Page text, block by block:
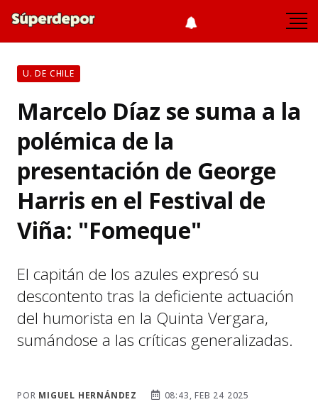
U. DE CHILE
Marcelo Díaz se suma a la
polémica de la
presentación de George
Harris en el Festival de
Viña: "Fomeque"
El capitán de los azules expresó su
descontento tras la deficiente actuación
del humorista en la Quinta Vergara,
sumándose a las críticas generalizadas.
POR MIGUEL HERNÁNDEZ
08:43, FEB 24 2025